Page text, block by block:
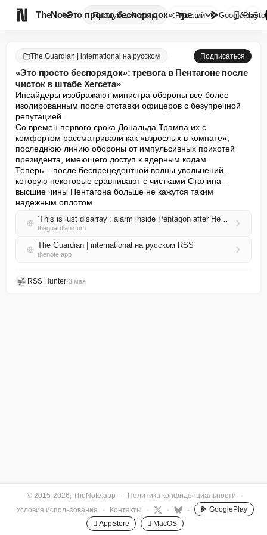
TheNote ПродуктыАгенты «Это просто беспорядок»: трево...
Русский GooglePlay

The Guardian | international на русском Подписаться
«Это просто беспорядок»: тревога в Пентагоне после
чисток в штабе Хегсета»
Инсайдеры изображают министра обороны все более
изолированным после отставки офицеров с безупречной
репутацией.
Со времен первого срока Дональда Трампа их с
комфортом рассматривали как «взрослых в комнате»,
последнюю линию обороны от импульсивных прихотей
президента, имеющего доступ к ядерным кодам.
Теперь – после беспрецедентной волны увольнений,
которую некоторые сравнивают с чистками Сталина –
высшие чины Пентагона больше не кажутся таким
надежным оплотом.
‘This is just disarray’: alarm inside Pentagon after Hegseth staff purges
theguardian.com
The Guardian | international на русском RSS
thenote.app
RSS Hunter•3 мая
© 2015-2026, TheNote.app · Политика конфиденциальности
·
Условия использования
· Контакты · · ·
GooglePlay
 AppStore
 MacOS